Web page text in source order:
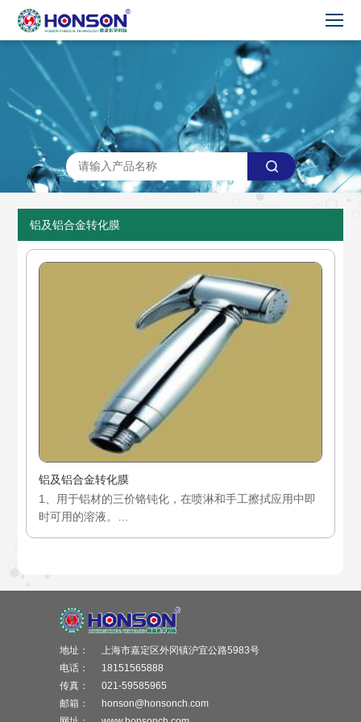
铝及铝合金转化膜
铝及铝合金转化膜
1、用于铝材的三价铬钝化，在喷淋和手工擦拭应用中即
时可用的溶液。
2、裸膜防蚀性能优于六价铬钝化工艺，同时也可用于喷
地址：
上海市嘉定区外冈镇沪宜公路5983号
电话：
18151565888
传真：
021-59585965
邮箱：
honson@honsonch.com